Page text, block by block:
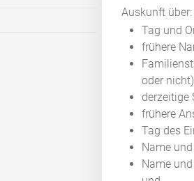
Auskunft über:
Tag und
frühere
oder nicht)
derzeitige
frühere
Tag des
Name
Name